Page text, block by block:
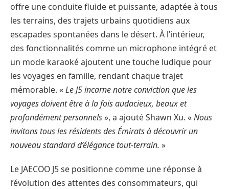
offre une conduite fluide et puissante, adaptée à tous
les terrains, des trajets urbains quotidiens aux
escapades spontanées dans le désert. À l’intérieur,
des fonctionnalités comme un microphone intégré et
un mode karaoké ajoutent une touche ludique pour
les voyages en famille, rendant chaque trajet
mémorable. «Le J5 incarne notre conviction que les
voyages doivent être à la fois audacieux, beaux et
profondément personnels», a ajouté Shawn Xu. «Nous
invitons tous les résidents des Émirats à découvrir un
nouveau standard d’élégance tout-terrain. »
Le JAECOO J5 se positionne comme une réponse à
l’évolution des attentes des consommateurs, qui